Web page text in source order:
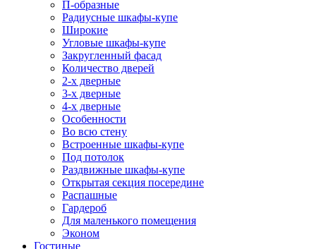
П-образные
Радиусные шкафы-купе
Широкие
Угловые шкафы-купе
Закругленный фасад
Количество дверей
2-х дверные
3-х дверные
4-х дверные
Особенности
Во всю стену
Встроенные шкафы-купе
Под потолок
Раздвижные шкафы-купе
Открытая секция посередине
Распашные
Гардероб
Для маленького помещения
Эконом
Гостиные